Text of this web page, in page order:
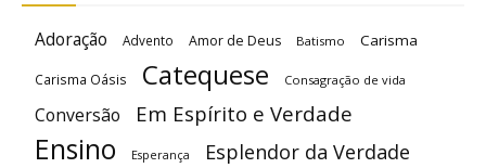
Adoração Advento Amor de Deus Batismo Carisma
Carisma Oásis Catequese Consagração de vida
Conversão Em Espírito e Verdade
Ensino Esperança Esplendor da Verdade